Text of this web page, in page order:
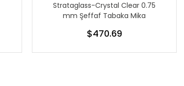
Strataglass-Crystal Clear 0.75
mm Şeffaf Tabaka Mika
$470.69